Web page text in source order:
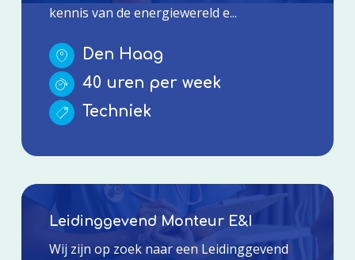
kennis van de energiewereld e...
Den Haag
40 uren per week
Techniek
Leidinggevend Monteur E&I
Wij zijn op zoek naar een Leidinggevend